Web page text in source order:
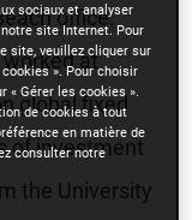
office.
worked at
global fixed
of investment
the University
sociaux et analyser
site Internet. Pour
site, veuillez cliquer sur
». Pour choisir
« Gérer les cookies ».
de cookies à tout
en matière de
consulter notre